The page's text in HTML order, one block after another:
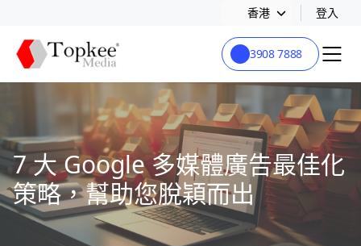
香港 登入
3908 7888
7 大 Google 多媒體廣告最佳化
策略，幫助您脫穎而出